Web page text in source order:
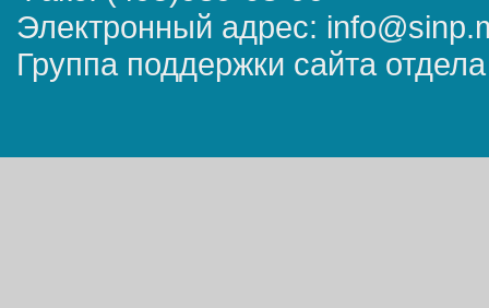
Электронный адрес:
Группа поддержки сайта